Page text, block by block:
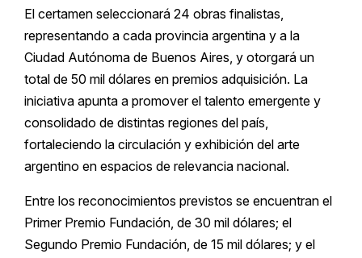
El certamen seleccionará 24 obras finalistas,
representando a cada provincia argentina y a la
Ciudad Autónoma de Buenos Aires, y otorgará un
total de 50 mil dólares en premios adquisición. La
iniciativa apunta a promover el talento emergente y
consolidado de distintas regiones del país,
fortaleciendo la circulación y exhibición del arte
argentino en espacios de relevancia nacional.
Entre los reconocimientos previstos se encuentran el
Primer Premio Fundación, de 30 mil dólares; el
Segundo Premio Fundación, de 15 mil dólares; y el